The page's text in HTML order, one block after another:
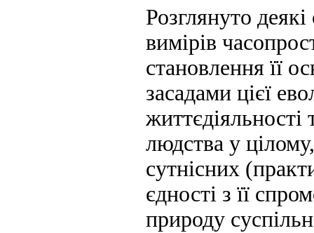
Розглянуто
вимірів
становлення її
засадами цієї
людства у
сутнісних
єдності з її
природу